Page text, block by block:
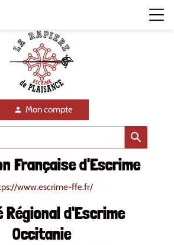
person Mon compte
search
Française d'Escrime
www.escrime-ffe.fr/
Régional d'Escrime
Occitanie